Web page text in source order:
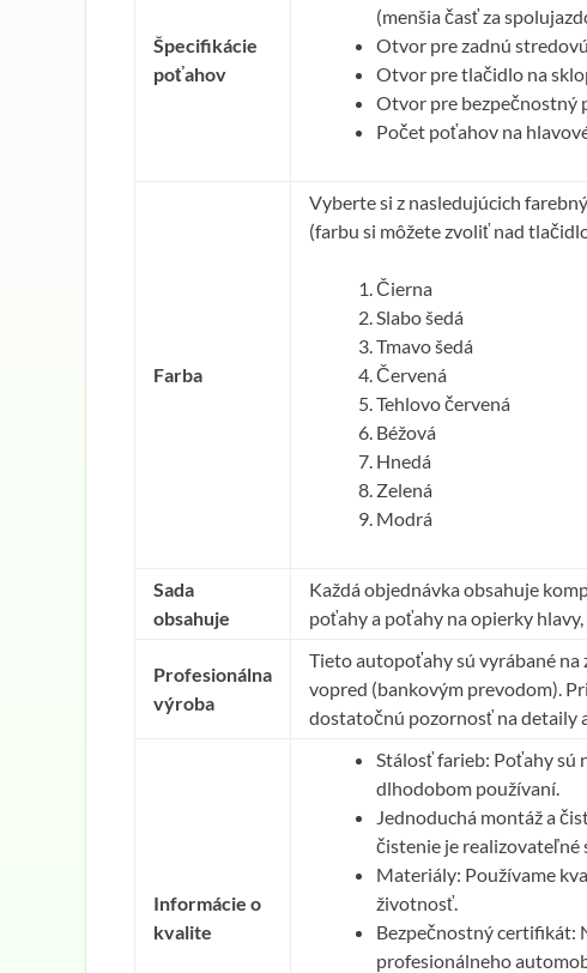
Špecifikácie
poťahov
(menšia časť za
Otvor pre zadnú
Otvor pre tlačidlo na
Otvor pre bezpečnostný
Počet poťahov na
Farba
Vyberte si z nasledujúcich
(farbu si môžete zvoliť nad
Čierna
Slabo šedá
Tmavo šedá
Červená
Tehlovo červená
Béžová
Hnedá
Zelená
Modrá
Sada
obsahuje
Každá objednávka obsahuje
poťahy a poťahy na opierky
Profesionálna
výroba
Tieto autopoťahy sú vyrábané na
vopred (bankovým prevodom).
dostatočnú pozornosť na detaily
Informácie o
kvalite
Stálosť farieb: Poťahy sú
dlhodobom používaní.
Jednoduchá montáž a
čistenie je realizovateľné
Materiály: Používame
životnosť.
Bezpečnostný certifikát:
profesionálneho